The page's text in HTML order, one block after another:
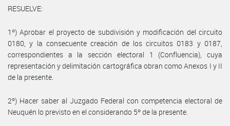
RESUELVE:
1º) Aprobar el proyecto de subdivisión y modificación del circuito
0180, y la consecuente creación de los circuitos 0183 y 0187,
correspondientes a la sección electoral 1 (Confluencia), cuya
representación y delimitación cartográfica obran como Anexos I y II
de la presente.
2º) Hacer saber al Juzgado Federal con competencia electoral de
Neuquén lo previsto en el considerando 5º de la presente.